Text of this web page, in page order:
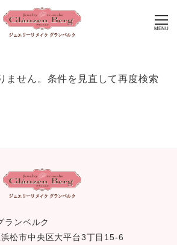
MENU
ません。条件を見直して再度検索
ンベルク
松市中央区大平台3丁目15-6